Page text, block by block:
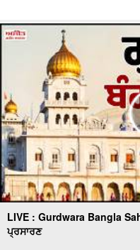
LIVE : Gurdwara Bangla
ਪ੍ਰਸਾਰਣ